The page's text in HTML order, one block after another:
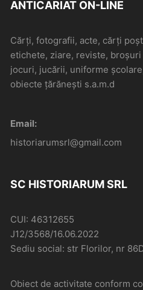
ANTICARIAT ON-LINE
Cărți, fotografii, acte, cărți
etichete, ziare, reviste,
jocuri, jucării, uniforme
obiecte țărănești s.a.m.d
Email:
historiarumsrl@gmail.com
SC HISTORIARUM SRL
CUI: 46312655
J12/3568/16.06.2022
Sediu social: str Florilor, nr
Obiect de activitate conform